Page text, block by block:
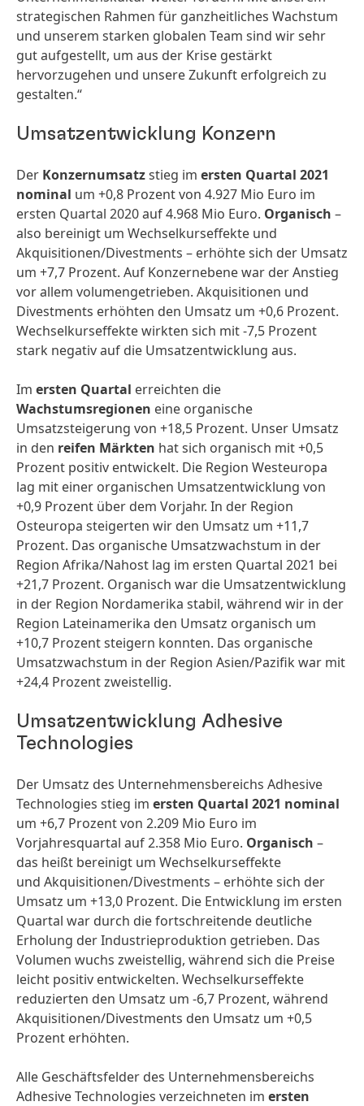
strategischen Rahmen für ganzheitliches Wachstum
und unserem starken globalen Team sind wir sehr
gut aufgestellt, um aus der Krise gestärkt
hervorzugehen und unsere Zukunft erfolgreich zu
gestalten.“
Umsatzentwicklung Konzern
Der Konzernumsatzstieg im ersten Quartal 2021
nominal um +0,8 Prozent von 4.927 Mio Euro im
ersten Quartal 2020 auf 4.968 Mio Euro. Organisch –
also bereinigt um Wechselkurseffekte und
Akquisitionen/Divestments – erhöhte sich der Umsatz
um +7,7 Prozent. Auf Konzernebene war der Anstieg
vor allem volumengetrieben. Akquisitionen und
Divestments erhöhten den Umsatz um +0,6 Prozent.
Wechselkurseffekte wirkten sich mit -7,5 Prozent
stark negativ auf die Umsatzentwicklung aus.
Im ersten Quartal erreichten die
Wachstumsregionen eine organische
Umsatzsteigerung von +18,5 Prozent. Unser Umsatz
in den reifen Märkten hat sich organisch mit +0,5
Prozent positiv entwickelt. Die Region Westeuropa
lag mit einer organischen Umsatzentwicklung von
+0,9 Prozent über dem Vorjahr. In der Region
Osteuropa steigerten wir den Umsatz um +11,7
Prozent. Das organische Umsatzwachstum in der
Region Afrika/Nahost lag im ersten Quartal 2021 bei
+21,7 Prozent. Organisch war die Umsatzentwicklung
in der Region Nordamerika stabil, während wir in der
Region Lateinamerika den Umsatz organisch um
+10,7 Prozent steigern konnten. Das organische
Umsatzwachstum in der Region Asien/Pazifik war mit
+24,4 Prozent zweistellig.
Umsatzentwicklung Adhesive
Technologies
Der Umsatz des Unternehmensbereichs Adhesive
Technologies stieg im ersten Quartal 2021 nominal
um +6,7 Prozent von 2.209 Mio Euro im
Vorjahresquartal auf 2.358 Mio Euro. Organisch –
das heißt bereinigt um Wechselkurseffekte
und Akquisitionen/­Divestments – erhöhte sich der
Umsatz um +13,0 Prozent. Die Entwicklung im ersten
Quartal war durch die fortschreitende deutliche
Erholung der Industrieproduktion getrieben. Das
Volumen wuchs zweistellig, während sich die Preise
leicht positiv entwickelten. Wechselkurseffekte
reduzierten den Umsatz um -6,7 Prozent, während
Akquisitionen/­Divestments den Umsatz um +0,5
Prozent erhöhten.
Alle Geschäftsfelder des Unternehmensbereichs
Adhesive Technologies verzeichneten im ersten